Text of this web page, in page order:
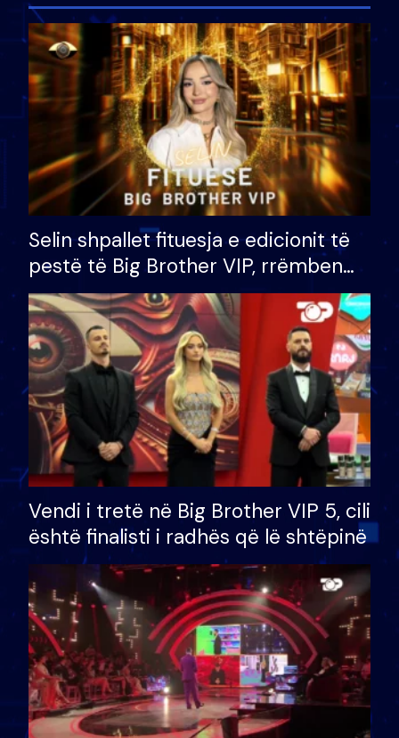
Selin shpallet fituesja e edicionit të
pestë të Big Brother VIP, rrëmben
çmimin e madh prej 100 mijë eurosh
Vendi i tretë në Big Brother VIP 5, cili
është finalisti i radhës që lë shtëpinë